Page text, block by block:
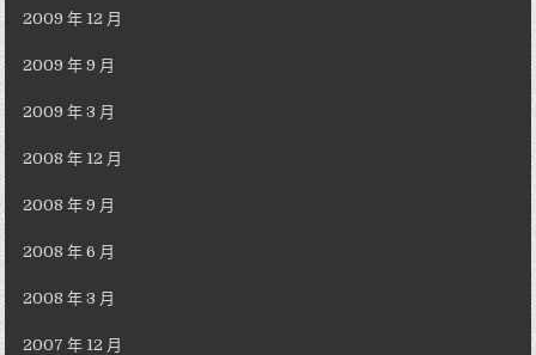
2009 年 12 月
2009 年 9 月
2009 年 3 月
2008 年 12 月
2008 年 9 月
2008 年 6 月
2008 年 3 月
2007 年 12 月